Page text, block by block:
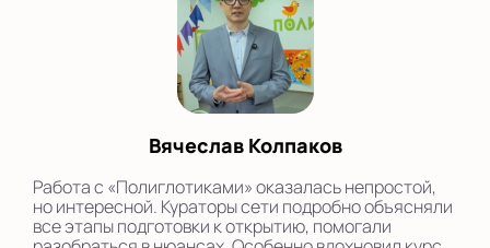
Вячеслав Колпаков
Работа с «Полиглотиками» оказалась непростой,
но интересной. Кураторы сети подробно объясняли
все этапы подготовки к открытию, помогали